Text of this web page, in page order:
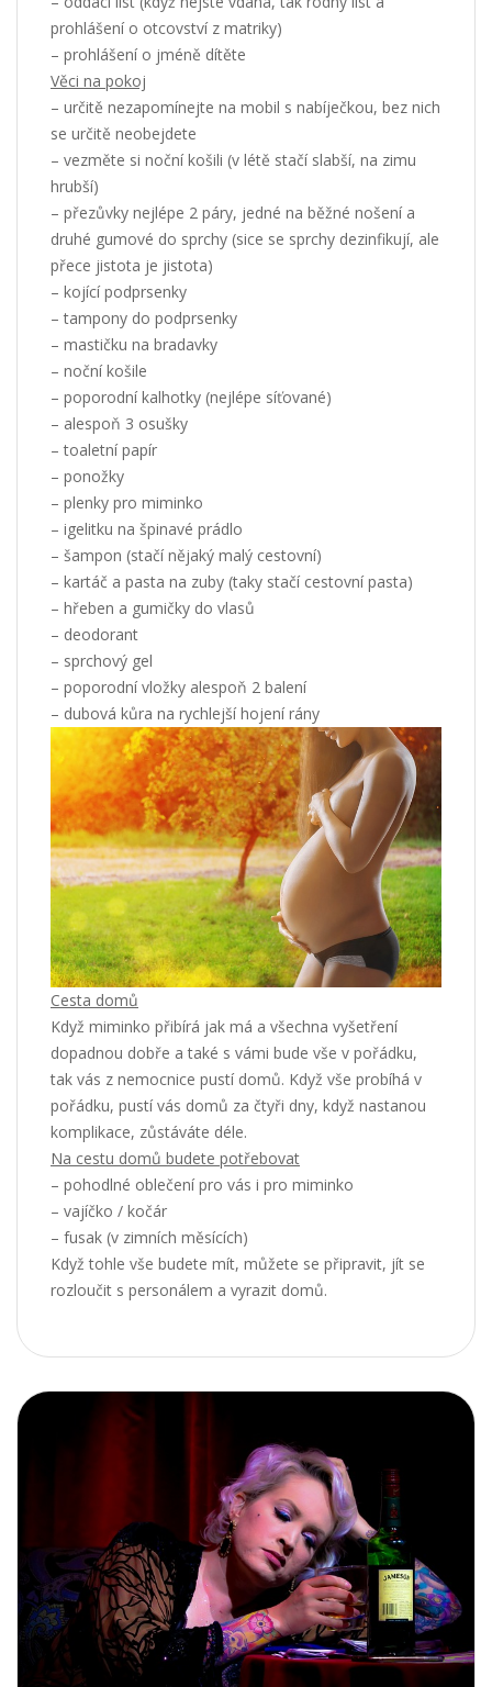
prohlášení o otcovství z matriky)
– prohlášení o jméně dítěte
Věci na pokoj
– určitě nezapomínejte na mobil s nabíječkou, bez nich
se určitě neobejdete
– vezměte si noční košili (v létě stačí slabší, na zimu
hrubší)
– přezůvky nejlépe 2 páry, jedné na běžné nošení a
druhé gumové do sprchy (sice se sprchy dezinfikují, ale
přece jistota je jistota)
– kojící podprsenky
– tampony do podprsenky
– mastičku na bradavky
– noční košile
– poporodní kalhotky (nejlépe síťované)
– alespoň 3 osušky
– toaletní papír
– ponožky
– plenky pro miminko
– igelitku na špinavé prádlo
– šampon (stačí nějaký malý cestovní)
– kartáč a pasta na zuby (taky stačí cestovní pasta)
– hřeben a gumičky do vlasů
– deodorant
– sprchový gel
– poporodní vložky alespoň 2 balení
– dubová kůra na rychlejší hojení rány
Cesta domů
Když miminko přibírá jak má a všechna vyšetření
dopadnou dobře a také s vámi bude vše v pořádku,
tak vás z nemocnice pustí domů. Když vše probíhá v
pořádku, pustí vás domů za čtyři dny, když nastanou
komplikace, zůstáváte déle.
Na cestu domů budete potřebovat
– pohodlné oblečení pro vás i pro miminko
– vajíčko / kočár
– fusak (v zimních měsících)
Když tohle vše budete mít, můžete se připravit, jít se
rozloučit s personálem a vyrazit domů.